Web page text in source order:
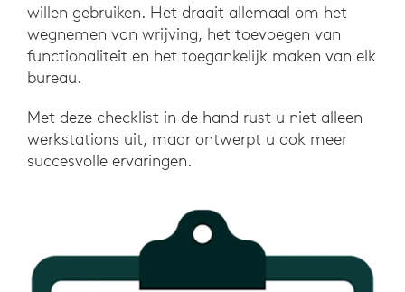
willen gebruiken. Het draait allemaal om het
wegnemen van wrijving, het toevoegen van
functionaliteit en het toegankelijk maken van elk
bureau.
Met deze checklist in de hand rust u niet alleen
werkstations uit, maar ontwerpt u ook meer
succesvolle ervaringen.